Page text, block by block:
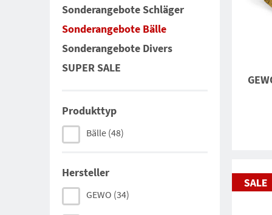
Sonderangebote Schläger
Sonderangebote Bälle
Sonderangebote Divers
SUPER SALE
Produkttyp
Bälle (48)
Hersteller
GEWO (34)